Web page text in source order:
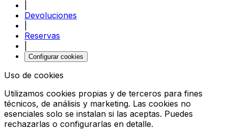
Devoluciones
Reservas
Configurar cookies
Uso de cookies
Utilizamos cookies propias y de terceros para fines
técnicos, de análisis y marketing. Las cookies no
esenciales solo se instalan si las aceptas. Puedes
rechazarlas o configurarlas en detalle.